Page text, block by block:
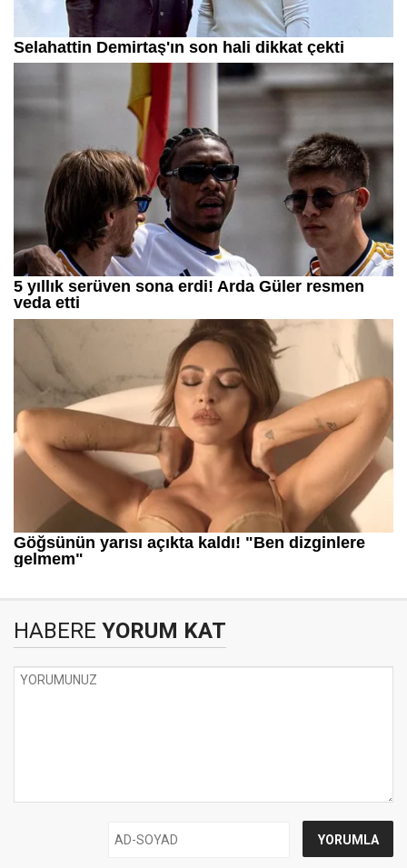
HABERE YORUM KAT